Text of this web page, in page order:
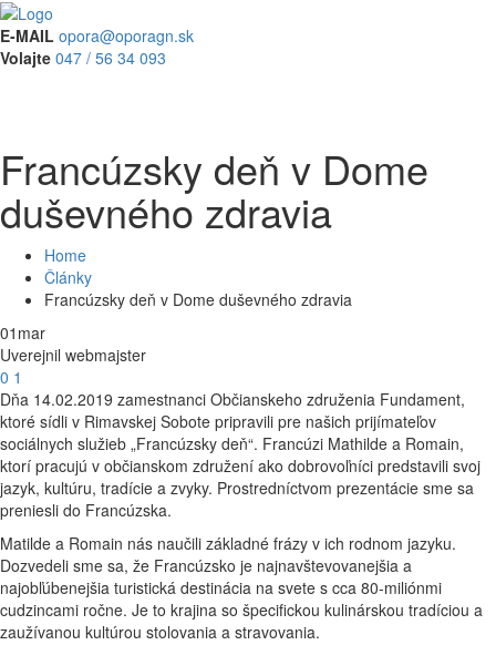
E-MAIL opora@oporagn.sk
Volajte 047 / 56 34 093
Francúzsky deň v Dome
duševného zdravia
Home
Články
Francúzsky deň v Dome duševného zdravia
01 mar
Uverejnil webmajster
0 1
Dňa 14.02.2019 zamestnanci Občianskeho združenia Fundament,
ktoré sídli v Rimavskej Sobote pripravili pre našich prijímateľov
sociálnych služieb „Francúzsky deň“. Francúzi Mathilde a Romain,
ktorí pracujú v občianskom združení ako dobrovoľníci predstavili svoj
jazyk, kultúru, tradície a zvyky. Prostredníctvom prezentácie sme sa
preniesli do Francúzska.
Matilde a Romain nás naučili základné frázy v ich rodnom jazyku.
Dozvedeli sme sa, že Francúzsko je najnavštevovanejšia a
najobľúbenejšia turistická destinácia na svete s cca 80-miliónmi
cudzincami ročne. Je to krajina so špecifickou kulinárskou tradíciou a
zaužívanou kultúrou stolovania a stravovania.